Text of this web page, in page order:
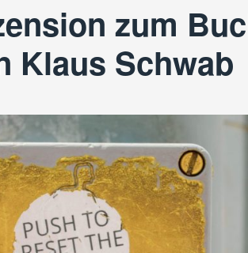
zum
Klaus Schwab